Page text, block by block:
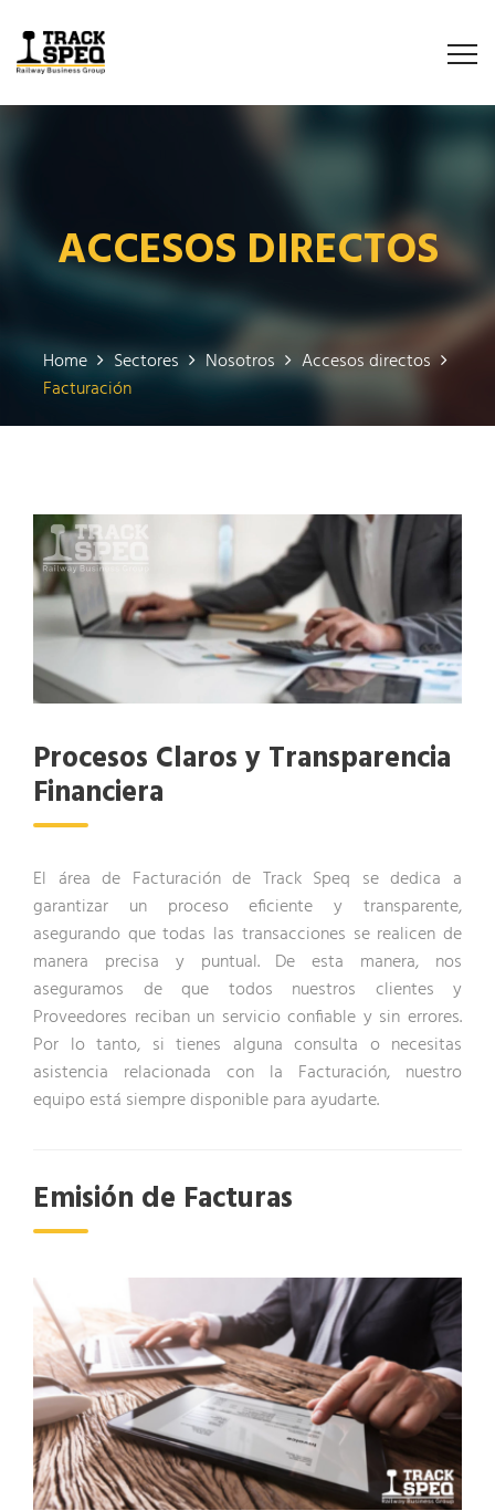
ACCESOS DIRECTOS
Home Sectores Nosotros
Accesos directos
Facturación
Procesos Claros y Transparencia
Financiera
El área de Facturación de Track Speq se dedica a
garantizar un proceso eficiente y transparente,
asegurando que todas las transacciones se realicen de
manera precisa y puntual. De esta manera, nos
aseguramos de que todos nuestros clientes y
Proveedores reciban un servicio confiable y sin errores.
Por lo tanto, si tienes alguna consulta o necesitas
asistencia relacionada con la Facturación, nuestro
equipo está siempre disponible para ayudarte.
Emisión de Facturas